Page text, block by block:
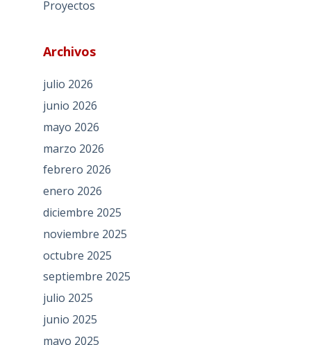
Proyectos
Archivos
julio 2026
junio 2026
mayo 2026
marzo 2026
febrero 2026
enero 2026
diciembre 2025
noviembre 2025
octubre 2025
septiembre 2025
julio 2025
junio 2025
mayo 2025